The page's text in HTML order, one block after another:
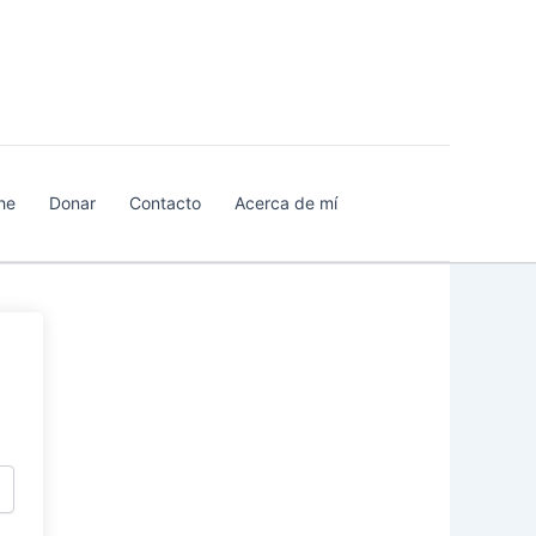
Donar Contacto Acerca de mí